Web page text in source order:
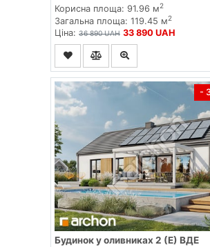
Корисна площа: 91.96 м2
Загальна площа: 119.45 м2
Ціна: 36 890 UAH 33 890 UAH
-
Будинок у оливниках 2 (Е) ВДЕ